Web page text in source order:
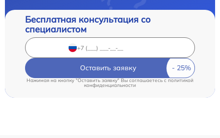
Бесплатная консультация со
специалистом
Оставить заявку
Нажимая на кнопку "Оставить заявку" Вы соглашаетесь c политикой
конфиденциальности